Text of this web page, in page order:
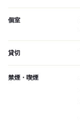
個室
貸切
禁煙・喫煙